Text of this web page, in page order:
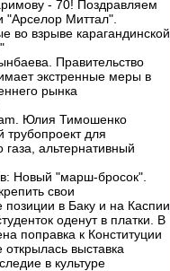
- 70! Поздравляем
"Арселор Миттал".
во взрыве карагандинской
Правительство
экстренные меры в
рынка
Юлия Тимошенко
для
газа, альтернативный
Новый "марш-бросок".
свои
позиции в Баку и на Каспии
оденут в платки. В
поправка к Конституции
выставка
в культуре